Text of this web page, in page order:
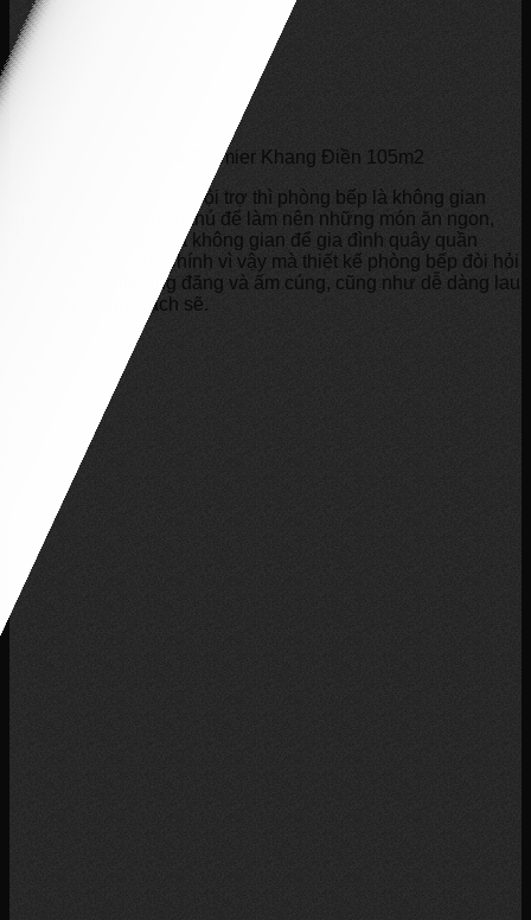
Nội thất Lovera Premier Khang Điền 105m2
Đối với những người nội trợ thì phòng bếp là không gian
quan trọng, tạo hứng thú để làm nên những món ăn ngon,
đẹp mắt. Đây cũng là không gian để gia đình quây quần
trong mỗi bữa ăn. Chính vì vậy mà thiết kế phòng bếp đòi hỏi
sự tiện nghi, thoáng đãng và ấm cúng, cũng như dễ dàng lau
chùi gọn gàng, sạch sẽ.